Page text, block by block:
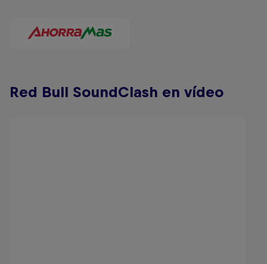
Red Bull SoundClash en vídeo